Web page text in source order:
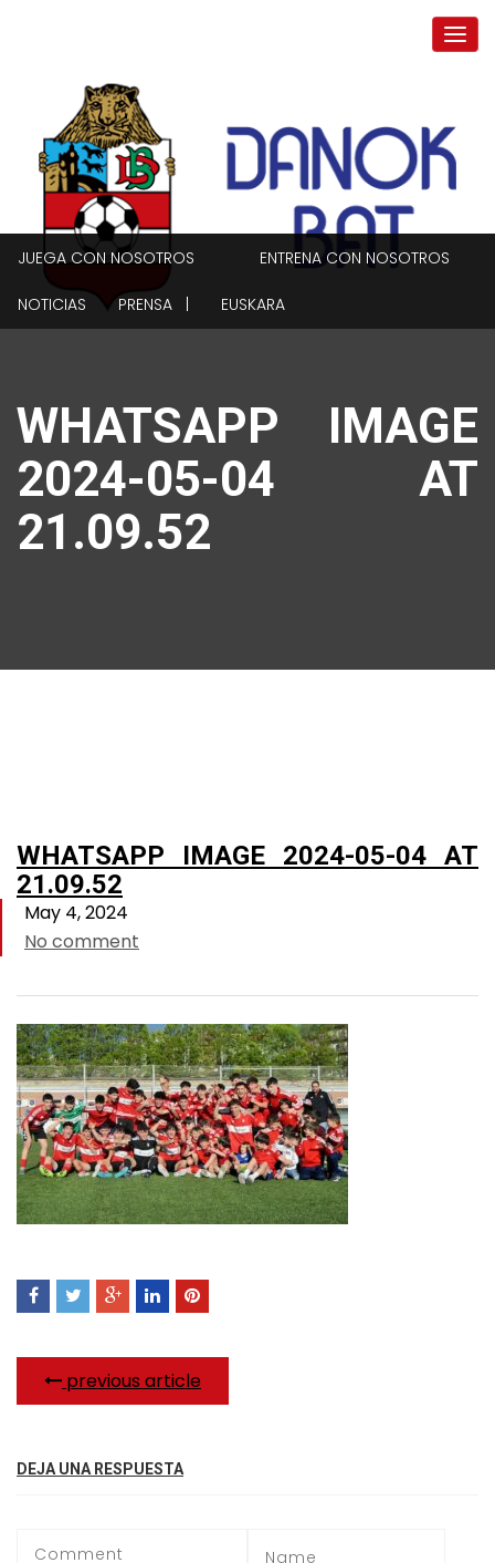
JUEGA CON NOSOTROS ENTRENA CON NOSOTROS
NOTICIAS PRENSA | EUSKARA
WHATSAPP IMAGE
2024-05-04 AT
21.09.52
WHATSAPP IMAGE 2024-05-04 AT
21.09.52
May 4, 2024
No comment
previous article
DEJA UNA RESPUESTA